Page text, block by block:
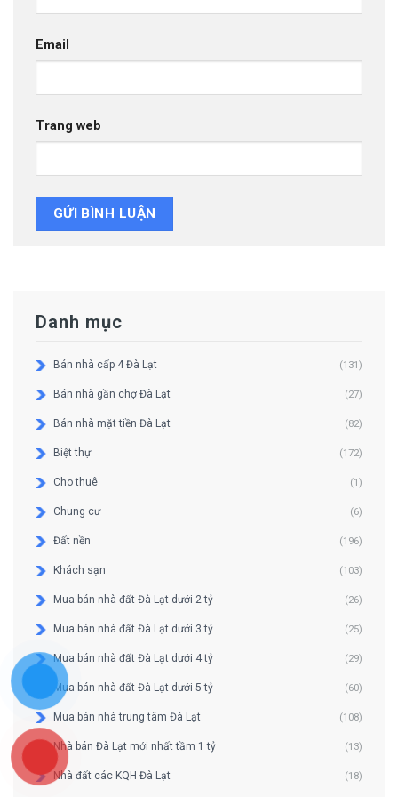
Email
Trang web
Danh mục
Bán nhà cấp 4 Đà Lạt (131)
Bán nhà gần chợ Đà Lạt (27)
Bán nhà mặt tiền Đà Lạt (82)
Biệt thự (172)
Cho thuê (1)
Chung cư (6)
Đất nền (196)
Khách sạn (103)
Mua bán nhà đất Đà Lạt dưới 2 tỷ (26)
Mua bán nhà đất Đà Lạt dưới 3 tỷ (25)
Mua bán nhà đất Đà Lạt dưới 4 tỷ (29)
Mua bán nhà đất Đà Lạt dưới 5 tỷ (60)
Mua bán nhà trung tâm Đà Lạt (108)
Nhà bán Đà Lạt mới nhất tầm 1 tỷ (13)
Nhà đất các KQH Đà Lạt (18)